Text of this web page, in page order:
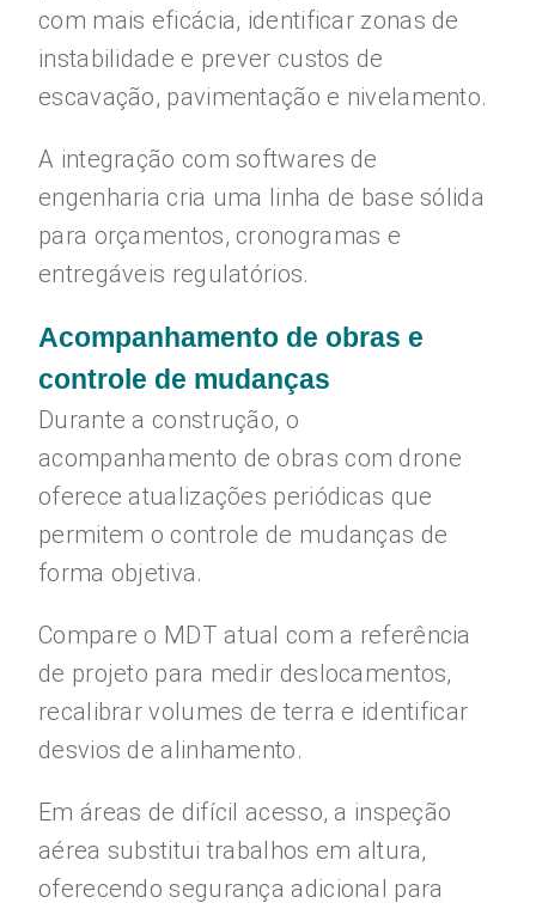
com mais eficácia, identificar zonas de
instabilidade e prever custos de
escavação, pavimentação e nivelamento.
A integração com softwares de
engenharia cria uma linha de base sólida
para orçamentos, cronogramas e
entregáveis regulatórios.
Acompanhamento de obras e
controle de mudanças
Durante a construção, o
acompanhamento de obras com drone
oferece atualizações periódicas que
permitem o controle de mudanças de
forma objetiva.
Compare o MDT atual com a referência
de projeto para medir deslocamentos,
recalibrar volumes de terra e identificar
desvios de alinhamento.
Em áreas de difícil acesso, a inspeção
aérea substitui trabalhos em altura,
oferecendo segurança adicional para